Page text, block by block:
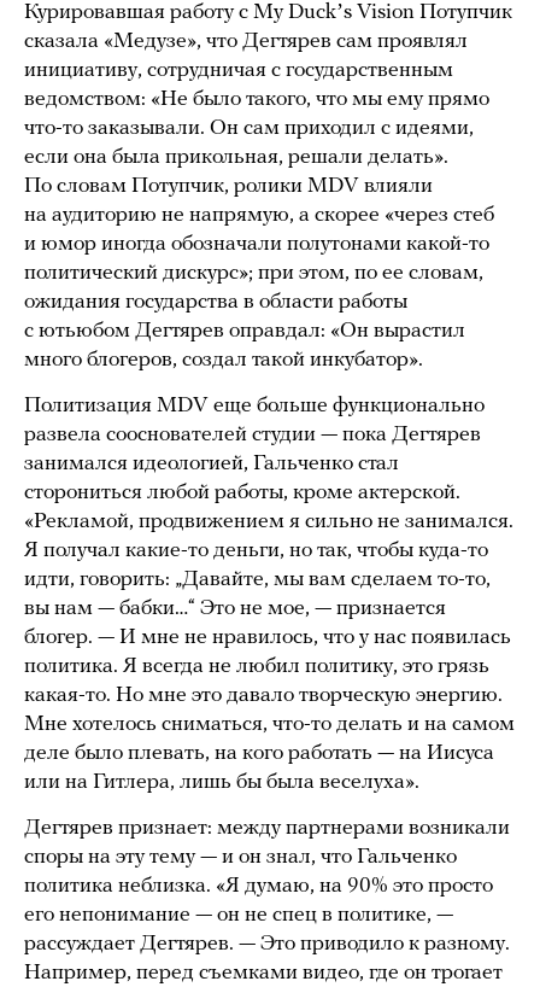
Курировавшая работу с My Duckʼs Vision Потупчик
сказала «Медузе», что Дегтярев сам проявлял
инициативу, сотрудничая с государственным
ведомством: «Не было такого, что мы ему прямо
что-то заказывали. Он сам приходил с идеями,
если она была прикольная, решали делать».
По словам Потупчик, ролики MDV влияли
на аудиторию не напрямую, а скорее «через стеб
и юмор иногда обозначали полутонами какой-то
политический дискурс»; при этом, по ее словам,
ожидания государства в области работы
с ютьюбом Дегтярев оправдал: «Он вырастил
много блогеров, создал такой инкубатор».
Политизация MDV еще больше функционально
развела сооснователей студии — пока Дегтярев
занимался идеологией, Гальченко стал
сторониться любой работы, кроме актерской.
«Рекламой, продвижением я сильно не занимался.
Я получал какие-то деньги, но так, чтобы куда-то
идти, говорить: „Давайте, мы вам сделаем то-то,
вы нам — бабки…“ Это не мое, — признается
блогер. — И мне не нравилось, что у нас появилась
политика. Я всегда не любил политику, это грязь
какая-то. Но мне это давало творческую энергию.
Мне хотелось сниматься, что-то делать и на самом
деле было плевать, на кого работать — на Иисуса
или на Гитлера, лишь бы была веселуха».
Дегтярев признает: между партнерами возникали
споры на эту тему — и он знал, что Гальченко
политика неблизка. «Я думаю, на 90% это просто
его непонимание — он не спец в политике, —
рассуждает Дегтярев. — Это приводило к разному.
Например, перед съемками видео, где он трогает